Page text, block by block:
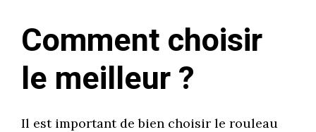
Comment choisir
le meilleur ?
Il est important de bien choisir le rouleau